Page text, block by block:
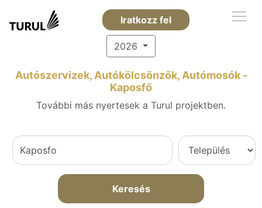
Iratkozz fel
2026
Autószervizek, Autókölcsönzők, Autómosók -
Kaposfő
További más nyertesek a Turul projektben.
Keresés